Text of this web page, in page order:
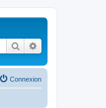
Rechercher
Connexion